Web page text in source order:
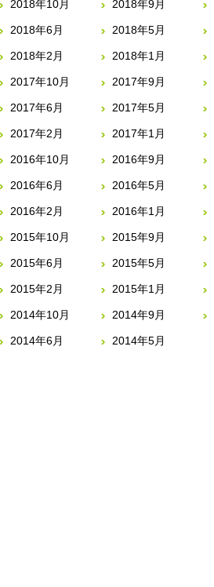
2018年10月 2018年9月
2018年6月 2018年5月
2018年2月 2018年1月
2017年10月 2017年9月
2017年6月 2017年5月
2017年2月 2017年1月
2016年10月 2016年9月
2016年6月 2016年5月
2016年2月 2016年1月
2015年10月 2015年9月
2015年6月 2015年5月
2015年2月 2015年1月
2014年10月 2014年9月
2014年6月 2014年5月